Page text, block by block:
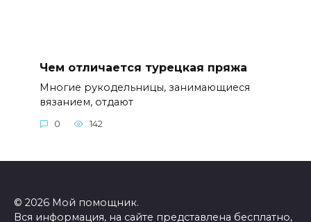
Чем отличается турецкая пряжа
Многие рукодельницы, занимающиеся
вязанием, отдают
0 142
© 2026 Мой помощник.
Вся информация, на сайте представлена бесплатно,